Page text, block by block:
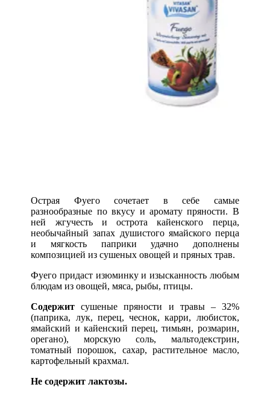
Острая Фуего сочетает в себе самые
разнообразные по вкусу и аромату пряности. В
ней жгучесть и острота кайенского перца,
необычайный запах душистого ямайского перца
и мягкость паприки удачно дополнены
композицией из сушеных овощей и пряных трав.
Фуего придаст изюминку и изысканность любым
блюдам из овощей, мяса, рыбы, птицы.
Содержит сушеные пряности и травы – 32%
(паприка, лук, перец, чеснок, карри, любисток,
ямайский и кайенский перец, тимьян, розмарин,
орегано), морскую соль, мальтодекстрин,
томатный порошок, сахар, растительное масло,
картофельный крахмал.
Не содержит лактозы.